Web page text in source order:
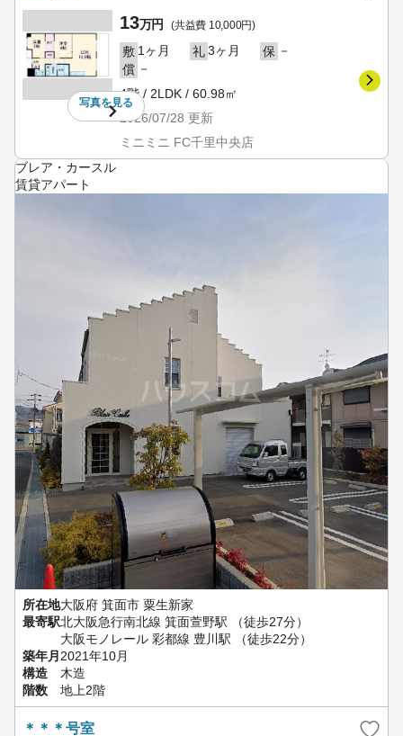
写真を見る
13万円 (共益費 10,000円)
敷 1ヶ月 礼3ヶ月 保 －
償 －
4階 / 2LDK / 60.98㎡
2026/07/28 更新
ミニミニ FC千里中央店
ブレア・カースル
賃貸アパート
所在地大阪府 箕面市 粟生新家
最寄駅北大阪急行南北線 箕面萱野駅 （徒歩27分）
大阪モノレール 彩都線 豊川駅 （徒歩22分）
築年月 2021年10月
構造
木造
階数
地上2階
＊＊＊号室